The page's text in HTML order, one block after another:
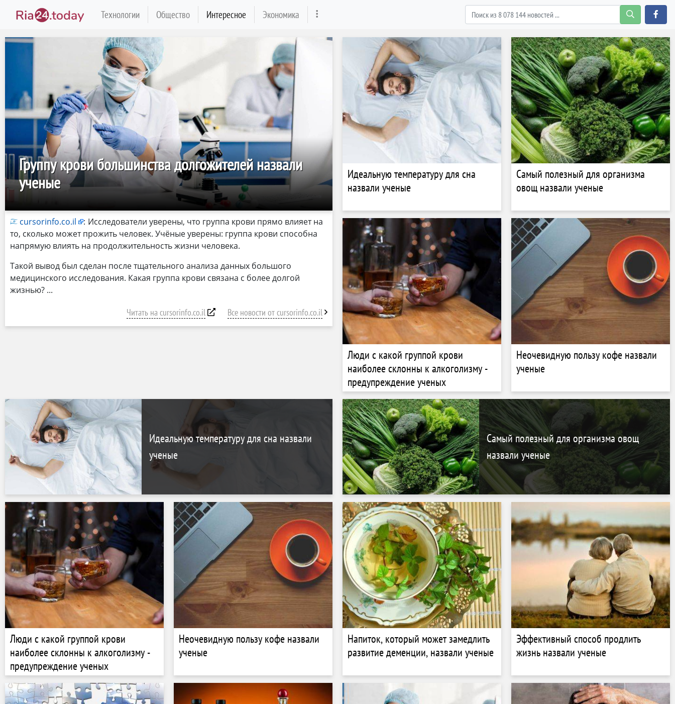
Технологии Общество Интересное Экономика
Группу крови большинства долгожителей назвали
ученые
cursorinfo.co.il : Исследователи уверены, что группа крови прямо влияет на
то, сколько может прожить человек. Учёные уверены: группа крови способна
напрямую влиять на продолжительность жизни человека.
Такой вывод был сделан после тщательного анализа данных большого
медицинского исследования. Какая группа крови связана с более долгой
жизнью?
Читать на cursorinfo.co.il Все новости от cursorinfo.co.il
Идеальную температуру для сна
назвали ученые
Самый полезный для организма
овощ назвали ученые
Люди с какой группой крови
наиболее склонны к алкоголизму -
предупреждение ученых
Неочевидную пользу кофе назвали
ученые
Идеальную температуру для сна назвали
ученые
Самый полезный для организма овощ
назвали ученые
Люди с какой группой крови
наиболее склонны к алкоголизму -
предупреждение ученых
Неочевидную пользу кофе назвали
ученые
Напиток, который может замедлить
развитие деменции, назвали ученые
Эффективный способ продлить
жизнь назвали ученые